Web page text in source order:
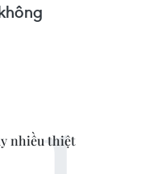
nhiều thiệt